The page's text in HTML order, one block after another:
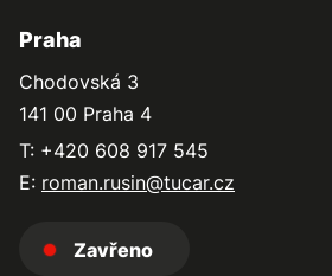
Praha
Chodovská 3
141 00 Praha 4
T: +420 608 917 545
E: roman.rusin@tucar.cz
Zavřeno